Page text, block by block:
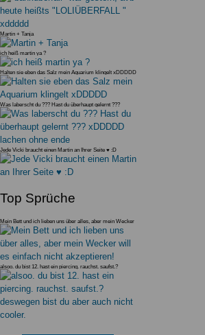
Martin + Tanja
ich heiß martin ya ?
Halten sie eben das Salz mein Aquarium klingelt xDDDDD
Was laberscht du ??? Hast du überhaupt gelernt ???
xDDDDD lachen ohne en
Jede Vicki braucht einen Martin an Ihrer Seite ♥ :D
Top Sprüche
Mein Bett und ich lieben uns über alles, aber mein Wecker
will es einfac
alsoo. du bist 12. hast ein piercing. rauchst. saufst.?
deswegen bist du